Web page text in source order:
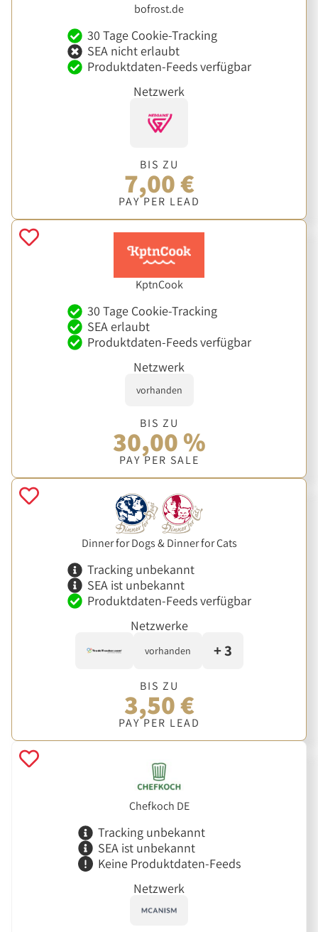
bofrost.de
30 Tage Cookie-Tracking
SEA nicht erlaubt
Produktdaten-Feeds verfügbar
Netzwerk
BIS ZU
7,00 €
PAY PER LEAD
KptnCook
30 Tage Cookie-Tracking
SEA erlaubt
Produktdaten-Feeds verfügbar
Netzwerk
vorhanden
BIS ZU
30,00 %
PAY PER SALE
Dinner for Dogs & Dinner for Cats
Tracking unbekannt
SEA ist unbekannt
Produktdaten-Feeds verfügbar
Netzwerke
vorhanden + 3
BIS ZU
3,50 €
PAY PER LEAD
Chefkoch DE
Tracking unbekannt
SEA ist unbekannt
Keine Produktdaten-Feeds
Netzwerk